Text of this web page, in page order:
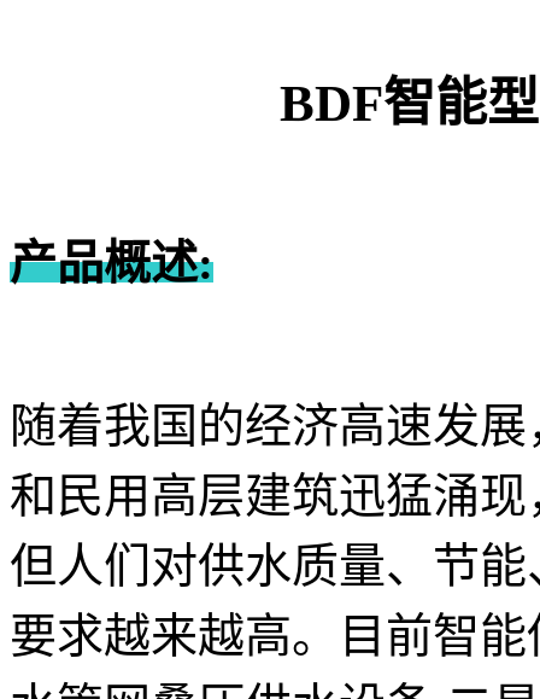
BDF智能型
产品概述:
随着我国的经济高速发
和民用高层建筑迅猛涌
但人们对供水质量、节
要求越来越高。目前智